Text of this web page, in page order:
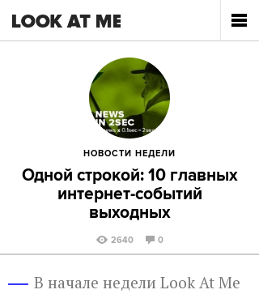
НОВОСТИ НЕДЕЛИ
Одной строкой: 10 главных
интернет-событий
выходных
2640 0
В начале недели Look At Me